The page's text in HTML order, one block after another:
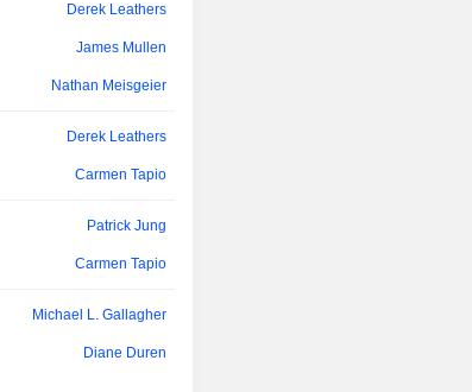
Derek Leathers
James Mullen
Nathan Meisgeier
Derek Leathers
Carmen Tapio
Patrick Jung
Carmen Tapio
Michael L. Gallagher
Diane Duren